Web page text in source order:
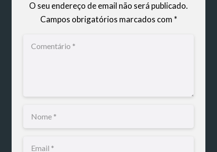
O seu endereço de email não será publicado.
Campos obrigatórios marcados com *